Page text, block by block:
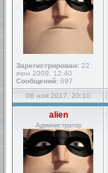
Зарегистрирован: 22
июн 2009, 12:40
Сообщений: 697
06 ноя 2017, 20:10
alien
Администратор